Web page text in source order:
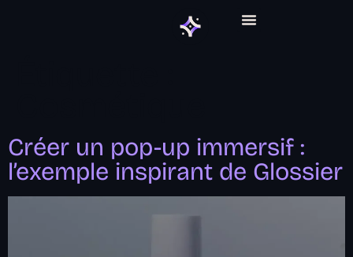
Créer un pop-up immersif :
l’exemple inspirant de Glossier